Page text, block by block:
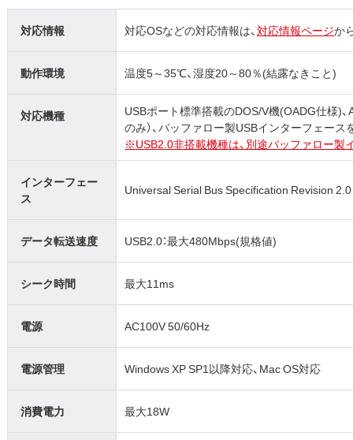
対応情報 対応OSなどの対応情報は、対応情報ページか
動作環境 温度5～35℃、湿度20～80％(結露なきこと)
対応機種
USBポート標準搭載のDOS/V機(OADG仕様)
のみ）、バッファロー製USBインターフェー
※USB2.0非搭載機種は、別途バッファロー製
インターフェー
ス
Universal Serial Bus Specification Revision 2.0
データ転送速度 USB2.0：最大480Mbps(規格値)
シーク時間 最大11ms
電源 AC100V 50/60Hz
電源管理 Windows XP SP1以降対応、Mac OS対応
消費電力 最大18W